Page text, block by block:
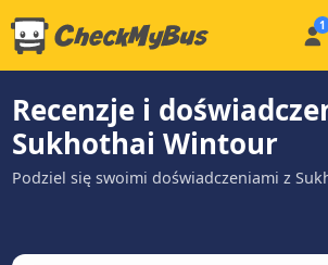
Recenzje i
Sukhothai Wintour
Podziel się swoimi doświadczeniami z